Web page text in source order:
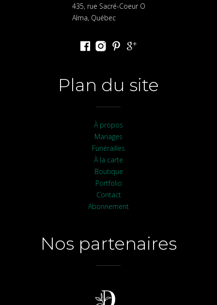
435, rue Sacré-Coeur O
Alma, Québec
Plan du site
À propos
Mariages
Funérailles
À la carte
Boutique
Portfolio
Contact
Abonnement
Nos partenaires